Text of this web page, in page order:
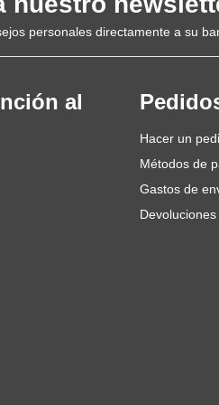
de Lijado GreenX Film de
sobre soporte de poliéster
resistente a desgarros para uso
que permite la mejor extracción
polvo en el soporte que no
personales directamente a su
al
Hacer un
Métodos de
Gastos de
Devoluciones